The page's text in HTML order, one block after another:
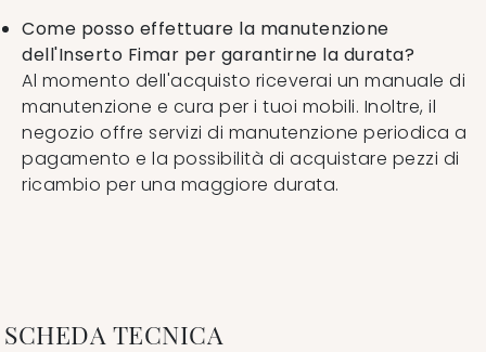
Come posso effettuare la manutenzione
dell'Inserto Fimar per garantirne la durata?
Al momento dell'acquisto riceverai un manuale di
manutenzione e cura per i tuoi mobili. Inoltre, il
negozio offre servizi di manutenzione periodica a
pagamento e la possibilità di acquistare pezzi di
ricambio per una maggiore durata.
SCHEDA TECNICA